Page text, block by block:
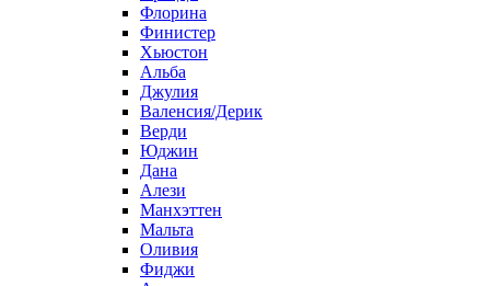
Флорина
Финистер
Хьюстон
Альба
Джулия
Валенсия/Дерик
Верди
Юджин
Дана
Алези
Манхэттен
Мальта
Оливия
Фиджи